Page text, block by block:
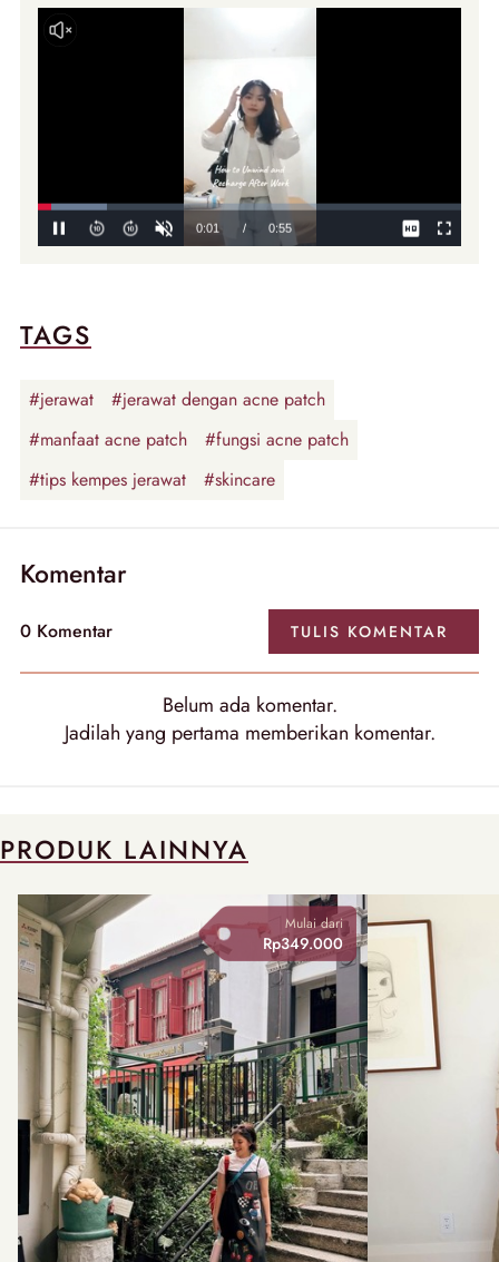
TAGS
#jerawat
#jerawat dengan acne patch
#manfaat acne patch
#fungsi acne patch
#tips kempes jerawat
#skincare
Komentar
0 Komentar TULIS KOMENTAR
Belum ada komentar.
Jadilah yang pertama memberikan komentar.
PRODUK LAINNYA
Mulai dari
Rp349.000